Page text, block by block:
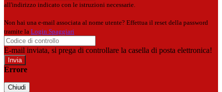
all'indirizzo indicato con le istruzioni necessarie.
Non hai una e-mail associata al nome utente? Effettua il reset della password
tramite la Login Spaggiari
E-mail inviata, si prega di controllare la casella di posta elettronica!
Errore
Chiudi